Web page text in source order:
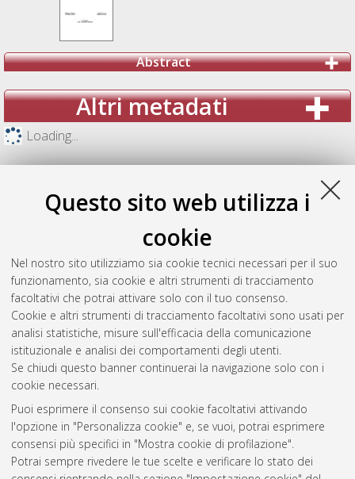
Questo sito web utilizza i
cookie
Nel nostro sito utilizziamo sia cookie tecnici necessari per il suo
funzionamento, sia cookie e altri strumenti di tracciamento
facoltativi che potrai attivare solo con il tuo consenso.
Cookie e altri strumenti di tracciamento facoltativi sono usati per
analisi statistiche, misure sull'efficacia della comunicazione
istituzionale e analisi dei comportamenti degli utenti.
Se chiudi questo banner continuerai la navigazione solo con i
cookie necessari.
Puoi esprimere il consenso sui cookie facoltativi attivando
l'opzione in "Personalizza cookie" e, se vuoi, potrai esprimere
consensi più specifici in "Mostra cookie di profilazione".
Potrai sempre rivedere le tue scelte e verificare lo stato dei
Abstract
Altri metadati
Loading...
Gestione del documento:
Atom
Rss 1.0
Rss 2.0